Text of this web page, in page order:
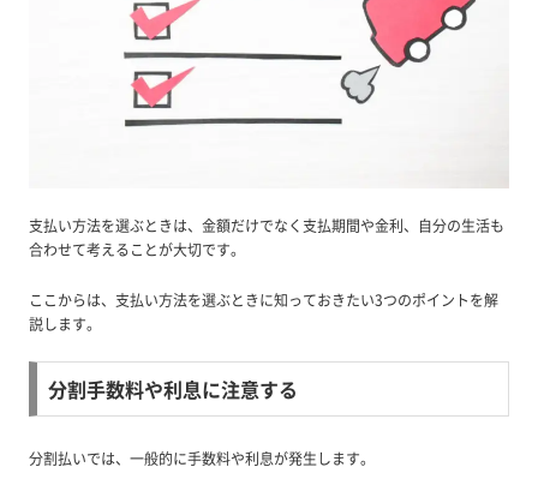
支払い方法を選ぶときは、金額だけでなく支払期間や金利、自分の生活も
合わせて考えることが大切です。
ここからは、支払い方法を選ぶときに知っておきたい3つのポイントを解
説します。
分割手数料や利息に注意する
分割払いでは、一般的に手数料や利息が発生します。